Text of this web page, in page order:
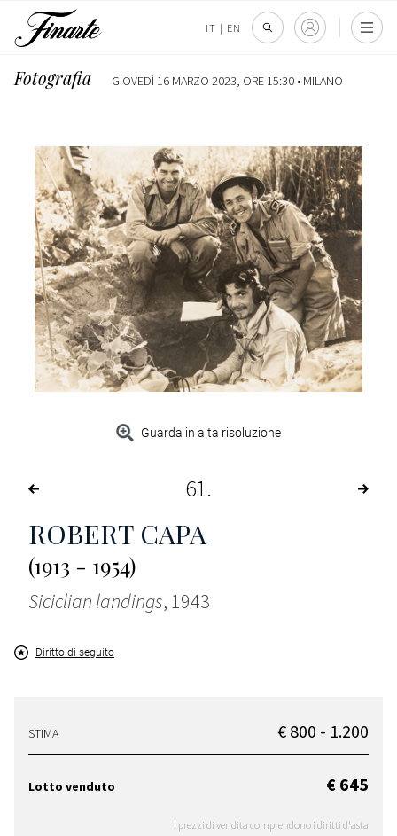
IT | EN
Fotografia GIOVEDÌ 16 MARZO 2023, ORE 15:30 • MILANO
Guarda in alta risoluzione
61
ROBERT CAPA
(1913 - 1954)
Siciclian landings, 1943
Diritto di seguito
STIMA € 800 - 1.200
Lotto venduto € 645
I prezzi di vendita comprendono i diritti d'asta